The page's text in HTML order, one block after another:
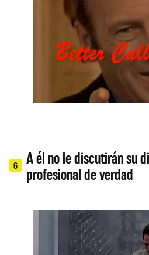
6
A él no le discutirán su
profesional de verdad